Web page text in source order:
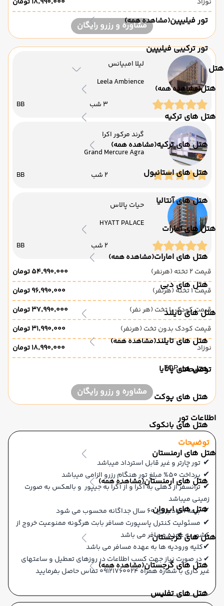
تور فیلیپین(مشاهده همه)
تور ترکیبی فیلیپین
هتل
هتل(مشاهده همه)
هتل های ترکیه
هتل های ترکیه(مشاهده همه)
هتل های استانبول
هتل های آنتالیا
هتل های امارات
هتل های امارات(مشاهده همه)
هتل های دبی
هتل های تایلند
هتل های تایلند(مشاهده همه)
هتل های پاتایا
هتل های پوکت
هتل های بانکوک
هتل های ارمنستان
هتل های ارمنستان(مشاهده همه)
هتل های ایروان
هتل های گرجستان
هتل های گرجستان(مشاهده همه)
هتل های تفلیس
مشاوره و رزرو رایگان
لیلا امبیانس
Leela Ambience
3 شب BB
گرند مرکور اکرا
Grand Mercure Agra
2 شب BB
حیات پالاس
HYATT PALACE
2 شب BB
قیمت 2 تخته (هرنفر)
۵۴٬۹۹۰٬۰۰۰ تومان
قیمت 1 تخته (هرنفر)
۹۶٬۹۹۰٬۰۰۰ تومان
قیمت کودک با تخت (هر نفر)
۳۷٬۹۹۰٬۰۰۰ تومان
قیمت کودک بدون تخت (هرنفر)
۳۱٬۹۹۰٬۰۰۰ تومان
نوزاد
۱۸٬۹۹۰٬۰۰۰ تومان
توضیحات:TOP
مشاوره و رزرو رایگان
اطلاعات تور
توضیحات
✔ تور چارتر و غیر قابل استرداد میباشد
✔ پرداخت 50% مبلغ تور هنگام رزرو الزامی میباشد
✔ترانسفر از دهلی به آگرا و از آگرا به جیپور و بالعکس به صورت
زمینی میباشد
✔بیمه افراد بالای 60 سال جداگانه محسوب می شود
✔ مسئولیت کنترل پاسپورت مسافر بابت هرگونه ممنوعیت خروج از
کشور به عهده مسافر می باشد
✔کلیه ورودیه ها به عهده مسافر می باشد
✔ در صورت نیاز جهت کسب اطلاعات در روزهای تعطیل و ساعتهای
غیر کاری با شماره همراه 09121760024 تماس حاصل بفرمایید